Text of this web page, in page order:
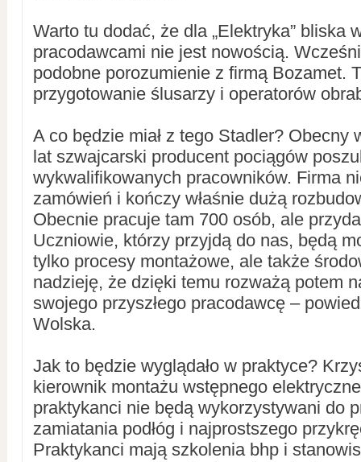
Warto tu dodać, że dla „Elektryka” bliska
pracodawcami nie jest nowością.
podobne porozumienie z firmą Bozamet.
przygotowanie ślusarzy i operatorów
A co będzie miał z tego Stadler? Obecny
lat szwajcarski producent pociągów
wykwalifikowanych pracowników. Firma
zamówień i kończy właśnie dużą
Obecnie pracuje tam 700 osób, ale
Uczniowie, którzy przyjdą do nas, będą
tylko procesy montażowe, ale także
nadzieję, że dzięki temu rozważą potem
swojego przyszłego pracodawcę –
Wolska.
Jak to będzie wyglądało w praktyce?
kierownik montażu wstępnego
praktykanci nie będą wykorzystywani do
zamiatania podłóg i najprostszego
Praktykanci mają szkolenia bhp i